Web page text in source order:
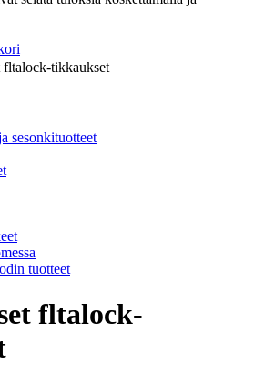
fltalock-tikkaukset
sesonkituotteet
tuotteet
fltalock-